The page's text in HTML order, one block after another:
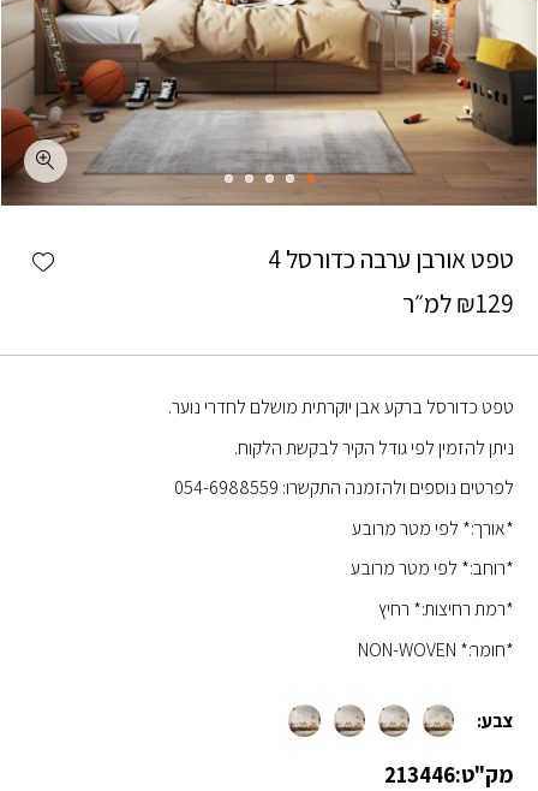
טפט אורבן ערבה כדורסל 4
₪129 למ״ר
טפט כדורסל ברקע אבן יוקרתית מושלם לחדרי נוער.
ניתן להזמין לפי גודל הקיר לבקשת הלקוח.
לפרטים נוספים ולהזמנה התקשרו: 054-6988559
*אורך:* לפי מטר מרובע
*רוחב:* לפי מטר מרובע
*רמת רחיצות:* רחיץ
*חומר:* NON-WOVEN
צבע:
מק"ט:213446